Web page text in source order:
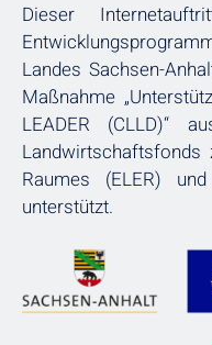
Dieser
Landes Sachsen-
Maßnahme
LEADER (CLLD)“
Landwirtschaftsfonds
Raumes (ELER)
unterstützt.